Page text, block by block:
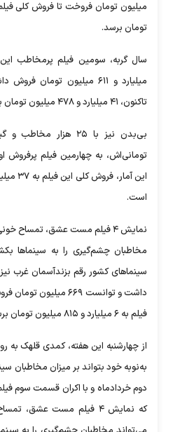
تومان برسد.
میلیارد و ۶۱۱ میلیون
تاکنون، ۴۱ میلیارد و ۴۷۸ میلیون تومان بوده است.
تومانی‌اش، به چهارمین فیلم پرفروش
است.
مخاطبان چشم‌گیری را به سینما‌ها
داشت و توانست ۶۶۹
فیلم به ۶ میلیارد و ۸۱۵ میلیون تومان برسد.
از چهارشنبه این هفته، کمدی قلهک به
به‌نوبه خود بتواند بر میزان مخاطبان
دوم خردادماه و با اکران قسمت سوم